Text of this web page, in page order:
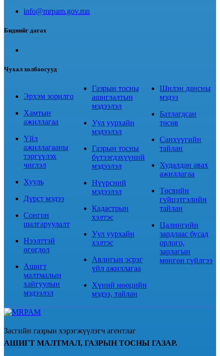
info@mrpam.gov.mn
Биднийг дагах
Чухал холбоосууд
Эрхэм зорилго
Хамтын
ажиллагаа
Үйл
ажиллагааны
тэргүүлэх
чиглэл
Хууль
Дүрст мэдээ
Сонгон
шалгаруулалт
Нээлттэй
өгөгдөл
Ашигт
малтмалын
хайгуулын
мэдээлэл
Газрын тосны
ашиглалтын
мэдээлэл
Уул уурхайн
мэдээлэл
Газрын тосны
бүтээгдэхүүний
мэдээлэл
Нүүрсний
мэдээлэл
Кадастрын
хэлтэс
Уул уурхайн
хэлтэс
Авлигын эсрэг
үйл ажиллагаа
Хүний нөөцийн
мэдээ, тайлан
Шилэн дансны
мэдээ
Батлагдсан
төсөв
Санхүүгийн
тайлан
Худалдан авах
ажиллагаа
Төсвийн
гүйцэтгэлийн
тайлан
Цалингийн
зардлаас бусад
орлого,
зарлагын
мөнгөн гүйлгээ
Засгийн газрын хэрэгжүүлэгч агентлаг
АШИГТ МАЛТМАЛ, ГАЗРЫН ТОСНЫ ГАЗАР.